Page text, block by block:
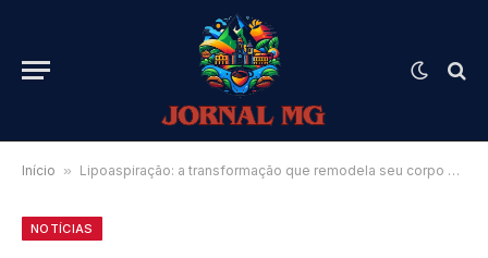
Início » Lipoaspiração: a transformação que remodela seu corpo e realça suas curvas
NOTÍCIAS